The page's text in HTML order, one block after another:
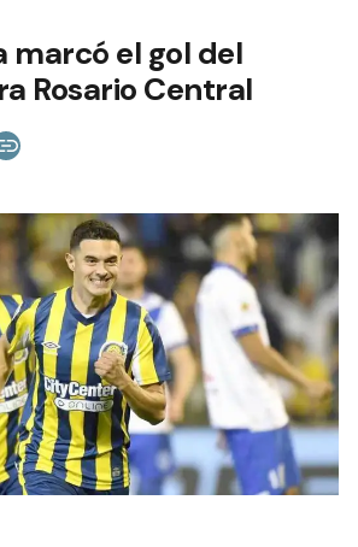
marcó el gol del
Rosario Central